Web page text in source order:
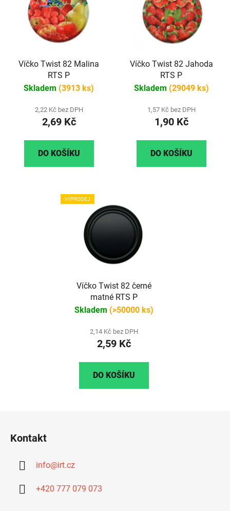
Víčko Twist 82 Malina
RTS P
Skladem (3913 ks)
2,22 Kč bez DPH
2,69 Kč
DO KOŠÍKU
Víčko Twist 82 Jahoda
RTS P
Skladem (29049 ks)
1,57 Kč bez DPH
1,90 Kč
DO KOŠÍKU
VÝPRODEJ
Víčko Twist 82 černé
matné RTS P
Skladem (>50000 ks)
2,14 Kč bez DPH
2,59 Kč
DO KOŠÍKU
Kontakt
info@irt.cz
+420 777 079 073